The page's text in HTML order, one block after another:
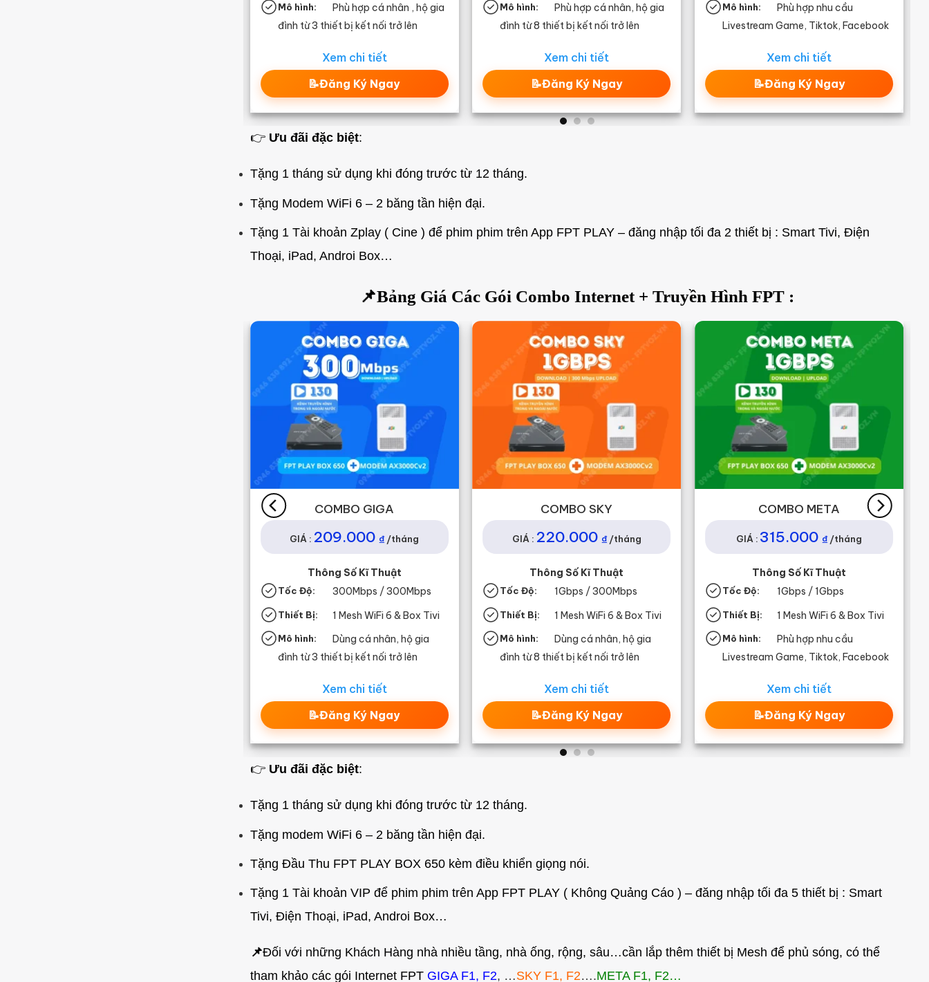
Mô hình:
Phù hợp cá nhân , hộ gia
đình từ 3 thiết bị kết nối trở lên
Xem chi tiết
📝Đăng Ký Ngay
Mô hình:
Phù hợp cá nhân, hộ gia
đình từ 8 thiết bị kết nối trở lên
Xem chi tiết
📝Đăng Ký Ngay
Mô hình:
Phù hợp nhu cầu
Livestream Game, Tiktok, Facebook
Xem chi tiết
📝Đăng Ký Ngay
👉 Ưu đãi đặc biệt:
Tặng 1 tháng sử dụng khi đóng trước từ 12 tháng.
Tặng Modem WiFi 6 – 2 băng tần hiện đại.
Tặng 1 Tài khoản Zplay ( Cine ) để phim phim trên App FPT PLAY – đăng nhập tối đa 2 thiết bị : Smart Tivi, Điện
Thoại, iPad, Androi Box…
📌Bảng Giá Các Gói Combo Internet + Truyền Hình FPT :
COMBO GIGA
GIÁ : 209.000 ₫ /tháng
Thông Số Kĩ Thuật
Tốc Độ: 300Mbps / 300Mbps
Thiết Bị: 1 Mesh WiFi 6 & Box Tivi
Mô hình:
Dùng cá nhân, hộ gia
đình từ 3 thiết bị kết nối trở lên
Xem chi tiết
📝Đăng Ký Ngay
COMBO SKY
GIÁ : 220.000 ₫ /tháng
Thông Số Kĩ Thuật
Tốc Độ: 1Gbps / 300Mbps
Thiết Bị: 1 Mesh WiFi 6 & Box Tivi
Mô hình:
Dùng cá nhân, hộ gia
đình từ 8 thiết bị kết nối trở lên
Xem chi tiết
📝Đăng Ký Ngay
COMBO META
GIÁ : 315.000 ₫ /tháng
Thông Số Kĩ Thuật
Tốc Độ: 1Gbps / 1Gbps
Thiết Bị: 1 Mesh WiFi 6 & Box Tivi
Mô hình:
Phù hợp nhu cầu
Livestream Game, Tiktok, Facebook
Xem chi tiết
📝Đăng Ký Ngay
👉 Ưu đãi đặc biệt:
Tặng 1 tháng sử dụng khi đóng trước từ 12 tháng.
Tặng modem WiFi 6 – 2 băng tần hiện đại.
Tặng Đầu Thu FPT PLAY BOX 650 kèm điều khiển giọng nói.
Tặng 1 Tài khoản VIP để phim phim trên App FPT PLAY ( Không Quảng Cáo ) – đăng nhập tối đa 5 thiết bị : Smart
Tivi, Điện Thoại, iPad, Androi Box…
📌Đối với những Khách Hàng nhà nhiều tầng, nhà ống, rộng, sâu…cần lắp thêm thiết bị Mesh để phủ sóng, có thể
tham khảo các gói Internet FPT GIGA F1, F2, …SKY F1, F2….META F1, F2…